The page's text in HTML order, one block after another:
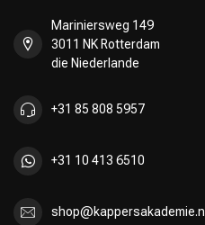
Umformung
Mariniersweg 149
3011 NK Rotterdam
die Niederlande
+31 85 808 5957
+31 10 413 6510
shop@kappersakademie.nl